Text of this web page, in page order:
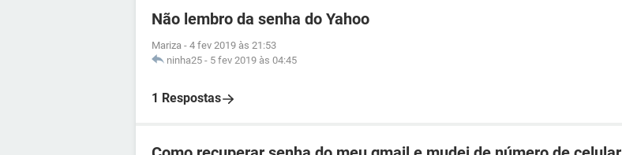
Não lembro da senha do Yahoo
Mariza - 4 fev 2019 às 21:53
ninha25 - 5 fev 2019 às 04:45
1 Respostas